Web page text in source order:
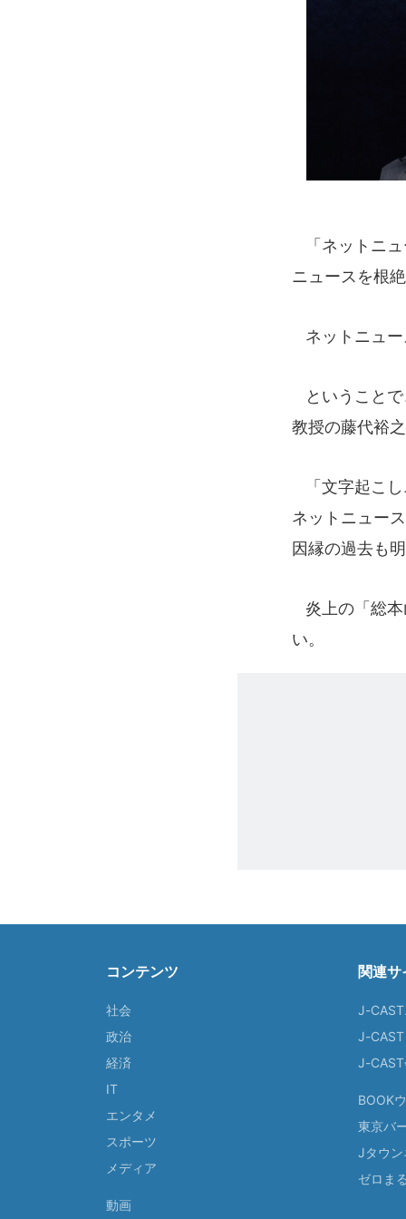
「ネットニ
ニュースを根
ネットニュー
ということで
教授の藤代裕
「文字起こし
ネットニュー
因縁の過去も
炎上の「総本
い。
コンテンツ
社会
政治
経済
IT
エンタメ
スポーツ
メディア
動画
関連サ
J-
J-
J-
BOOK
東京バ
Jタウン
ゼロま